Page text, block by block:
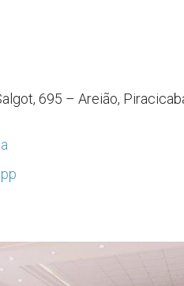
695 – Areião,